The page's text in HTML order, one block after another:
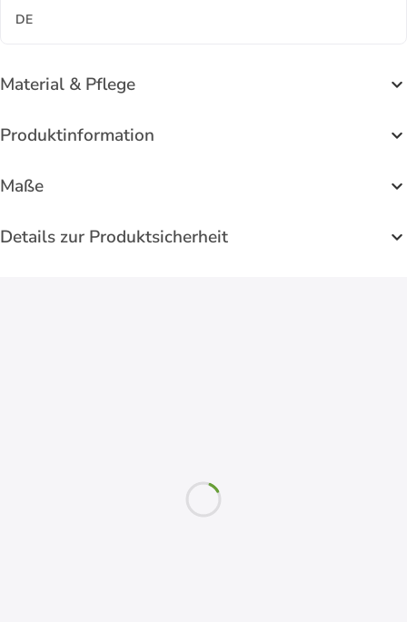
DE
Material & Pflege
Produktinformation
Maße
Details zur Produktsicherheit